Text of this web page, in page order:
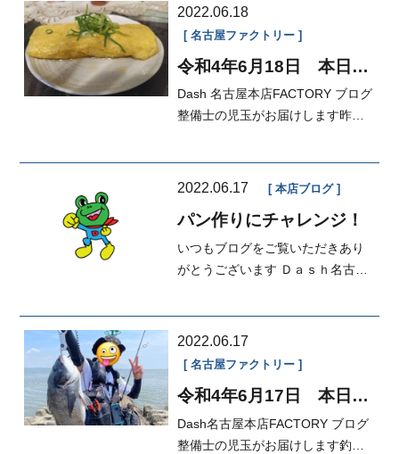
2022.06.18
名古屋ファクトリー
令和4年6月18日 本日の
FACTORY
Dash 名古屋本店FACTORY ブログ
整備士の児玉がお届けします昨日
2022.06.17 本店ブログ
パン作りにチャレンジ！
いつもブログをご覧いただきあり
がとうございます Ｄａｓｈ名古屋
2022.06.17
名古屋ファクトリー
令和4年6月17日 本日の
Dash名古屋本店FACTORY ブログ
整備士の児玉がお届けします釣り